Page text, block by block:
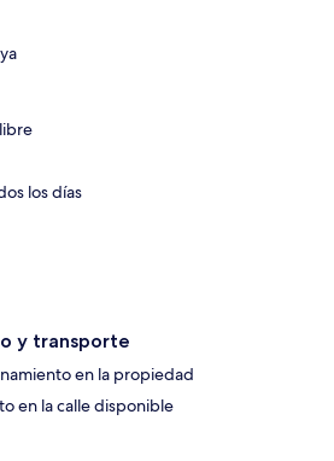
los días
y transporte
en la propiedad
en la calle disponible